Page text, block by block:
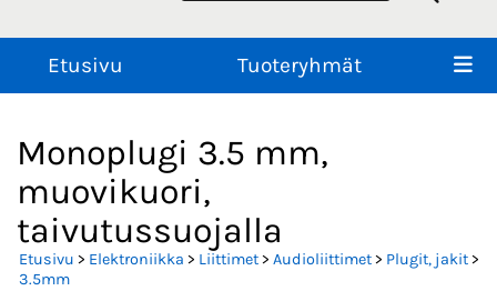
Etusivu Tuoteryhmät
Monoplugi 3.5 mm,
muovikuori,
taivutussuojalla
Etusivu > Elektroniikka > Liittimet> Audioliittimet> Plugit, jakit>
3.5mm